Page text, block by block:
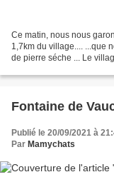
Ce matin, nous nous
1,7km du village.... ...que
de pierre séche ... Le
Fontaine de
Publié le 20/09/2021 à
Par Mamychats